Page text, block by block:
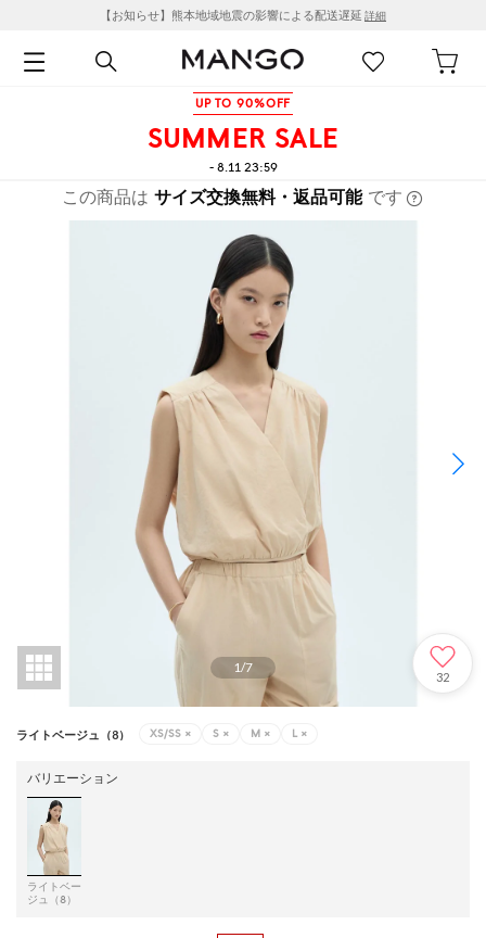
【お知らせ】熊本地域地震の影響による配送遅延 詳細
UP TO 90%OFF
SUMMER SALE
- 8.11 23:59
この商品は サイズ交換無料・返品可能 です
1/7
32
ライトベージュ（8） XS/SS × S × M × L ×
バリエーション
ライトベー
ジュ（8）